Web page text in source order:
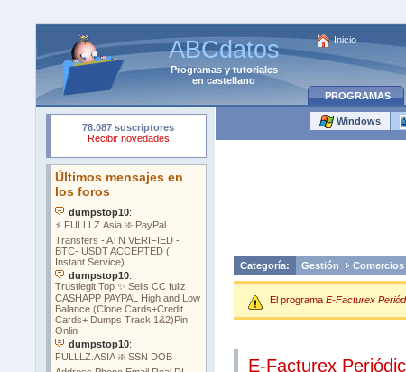
ABCdatos
Programasytutoriales
en castellano
Inicio
PROGRAMAS
Windows
Categoría: Gestión Comercios
El programa E-Facturex
E-Facturex